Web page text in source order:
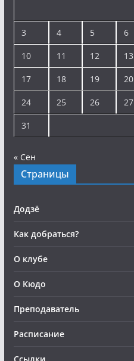
3 4 5 6
10 11 12 13
17 18 19 20
24 25 26 27
31
« Сен
Страницы
Додзё
Как добраться?
О клубе
О Кюдо
Преподаватель
Расписание